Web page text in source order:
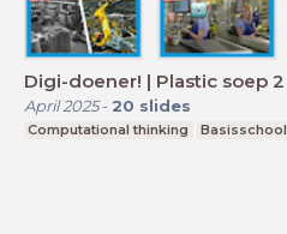
Digi-doener! | Plastic soep 2
April 2025- 20 slides
Computational thinking Basisschool